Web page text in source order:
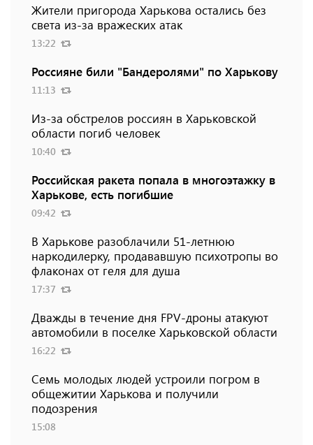
Жители пригорода Харькова остались без
света из-за вражеских атак
13:22
Россияне били "Бандеролями" по Харькову
11:13
Из-за обстрелов россиян в Харьковской
области погиб человек
10:40
Российская ракета попала в многоэтажку в
Харькове, есть погибшие
09:42
В Харькове разоблачили 51-летнюю
наркодилерку, продававшую психотропы во
флаконах от геля для душа
17:37
Дважды в течение дня FPV-дроны атакуют
автомобили в поселке Харьковской области
16:22
Семь молодых людей устроили погром в
общежитии Харькова и получили
подозрения
15:08